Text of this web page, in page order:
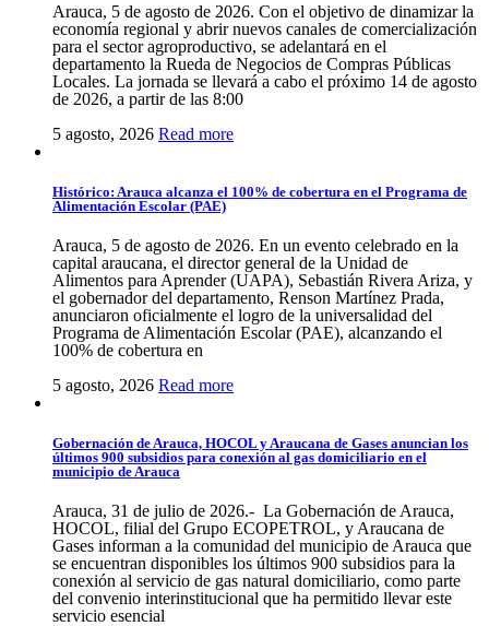
Arauca, 5 de agosto de 2026. Con el objetivo de dinamizar la
economía regional y abrir nuevos canales de comercialización
para el sector agroproductivo, se adelantará en el
departamento la Rueda de Negocios de Compras Públicas
Locales. La jornada se llevará a cabo el próximo 14 de agosto
de 2026, a partir de las 8:00
5 agosto, 2026 Read more
Histórico: Arauca alcanza el 100% de cobertura en el Programa de
Alimentación Escolar (PAE)
Arauca, 5 de agosto de 2026. En un evento celebrado en la
capital araucana, el director general de la Unidad de
Alimentos para Aprender (UAPA), Sebastián Rivera Ariza, y
el gobernador del departamento, Renson Martínez Prada,
anunciaron oficialmente el logro de la universalidad del
Programa de Alimentación Escolar (PAE), alcanzando el
100% de cobertura en
5 agosto, 2026 Read more
Gobernación de Arauca, HOCOL y Araucana de Gases anuncian los
últimos 900 subsidios para conexión al gas domiciliario en el
municipio de Arauca
Arauca, 31 de julio de 2026.- La Gobernación de Arauca,
HOCOL, filial del Grupo ECOPETROL, y Araucana de
Gases informan a la comunidad del municipio de Arauca que
se encuentran disponibles los últimos 900 subsidios para la
conexión al servicio de gas natural domiciliario, como parte
del convenio interinstitucional que ha permitido llevar este
servicio esencial